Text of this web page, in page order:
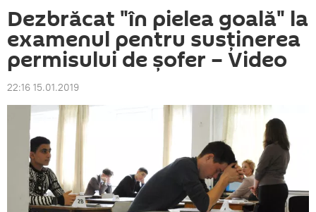
Dezbrăcat "în pielea goală" la
examenul pentru susținerea
permisului de șofer – Video
22:16 15.01.2019